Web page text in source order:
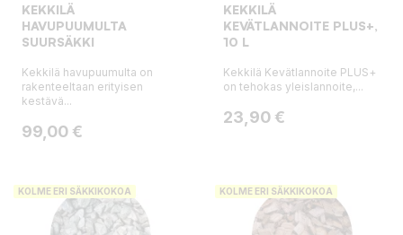
KEKKILÄ
HAVUPUUMULTA
SUURSÄKKI
Kekkilä havupuumulta on
rakenteeltaan erityisen
kestävä...
Hinta
99,00 €
KEKKILÄ
KEVÄTLANNOITE PLUS+,
10 L
Kekkilä Kevätlannoite PLUS+
on tehokas yleislannoite,...
Hinta
23,90 €
KOLME ERI SÄKKIKOKOA KOLME ERI SÄKKIKOKOA